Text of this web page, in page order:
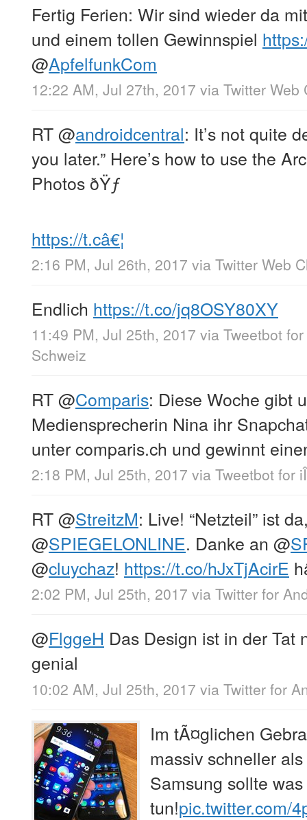
Fertig Ferien: Wir sind wieder da
und einem tollen Gewinnspiel
@ApfelfunkCom
12:22 AM, Jul 27th, 2017 via Twitter Web
RT@androidcentral: It’s not quite
you later.” Here’s how to use the
Photos ðŸƒ
https://t.câ€¦
2:16 PM, Jul 26th, 2017 via Twitter Web
Endlich https://t.co/jq8OSY80XY
11:49 PM, Jul 25th, 2017 via Tweetbot
Schweiz
RT@Comparis: Diese Woche gibt
Mediensprecherin Nina ihr
unter comparis.ch und gewinnt
2:18 PM, Jul 25th, 2017 via Tweetbot for
RT@StreitzM: Live! “Netzteil” ist
@SPIEGELONLINE. Danke an @
@cluychaz! https://t.co/hJxTjAcirE
2:02 PM, Jul 25th, 2017 via Twitter for
@FlggeH Das Design ist in der Tat
genial
10:02 AM, Jul 25th, 2017 via Twitter for
Im tÃ¤glichen
massiv schneller
Samsung sollte was
tun!pic.twitter.com/